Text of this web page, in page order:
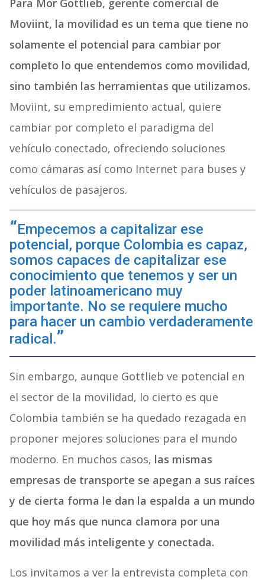
Para Mor Gottlieb, gerente comercial de
Moviint, la movilidad es un tema que tiene no
solamente el potencial para cambiar por
completo lo que entendemos como movilidad,
sino también las herramientas que utilizamos.
Moviint, su empredimiento actual, quiere
cambiar por completo el paradigma del
vehículo conectado, ofreciendo soluciones
como cámaras así como Internet para buses y
vehículos de pasajeros.
Empecemos a capitalizar ese
potencial, porque Colombia es capaz,
somos capaces de capitalizar ese
conocimiento que tenemos y ser un
poder latinoamericano muy
importante. No se requiere mucho
para hacer un cambio verdaderamente
radical.
Sin embargo, aunque Gottlieb ve potencial en
el sector de la movilidad, lo cierto es que
Colombia también se ha quedado rezagada en
proponer mejores soluciones para el mundo
moderno. En muchos casos, las mismas
empresas de transporte se apegan a sus raíces
y de cierta forma le dan la espalda a un mundo
que hoy más que nunca clamora por una
movilidad más inteligente y conectada.
Los invitamos a ver la entrevista completa con